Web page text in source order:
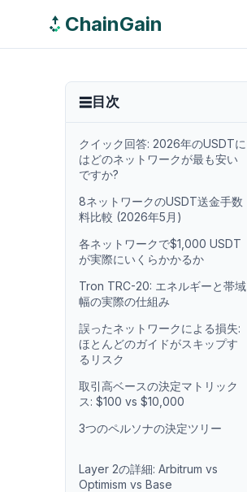
ChainGain
目次
クイック回答: 2026年のUSDTに
はどのネットワークが最も安い
ですか?
8ネットワークのUSDT送金手数
料比較 (2026年5月)
各ネットワークで$1,000 USDT
が実際にいくらかかるか
Tron TRC-20: エネルギーと帯域
幅の実際の仕組み
誤ったネットワークによる損失:
ほとんどのガイドがスキップす
るリスク
取引高ベースの決定マトリック
ス: $100 vs $10,000
3つのペルソナの決定ツリー
Layer 2の詳細: Arbitrum vs
Optimism vs Base